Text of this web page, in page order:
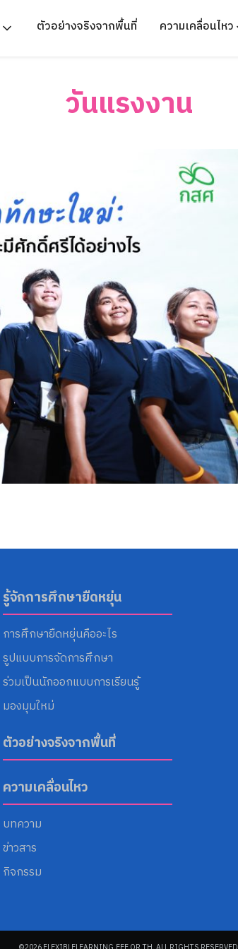
ตัวอย่างจริงจากพื้นที่ ความเคลื่อนไหว
วันแรงงาน
รู้จักการศึกษายืดหยุ่น
การศึกษายืดหยุ่นคืออะไร
รูปแบบการจัดการศึกษา
ร่วมเป็นนักออกแบบการเรียนรู้
มองมุมใหม่
ตัวอย่างจริงจากพื้นที่
ความเคลื่อนไหว
บทความ
ข่าวสาร
กิจกรรม